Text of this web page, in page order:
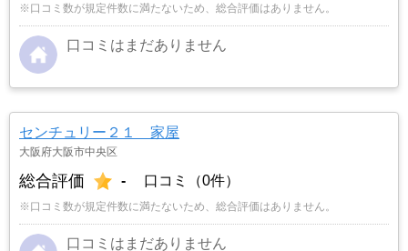
※口コミ数が規定件数に満たないため、総合評価はありません。
口コミはまだありません
センチュリー２１ 家屋
大阪府大阪市中央区
総合評価 - 口コミ（0件）
※口コミ数が規定件数に満たないため、総合評価はありません。
口コミはまだありません